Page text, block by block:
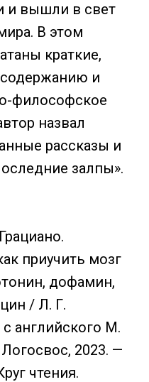
и вышли в свет
В этом
краткие,
и
философское
назвал
рассказы и
залпы».
приучить мозг
дофамин,
/ Л. Г.
английского М.
2023. —
чтения.